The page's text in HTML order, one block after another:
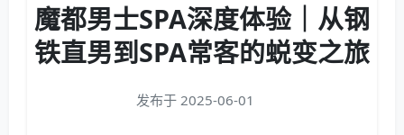
魔都男士SPA深度体验｜从钢
铁直男到SPA常客的蜕变之旅
发布于 2025-06-01